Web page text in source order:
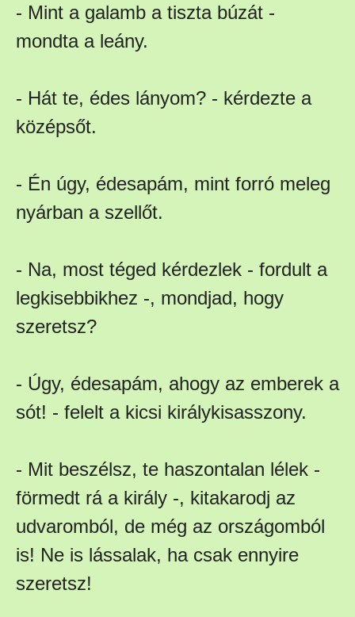
- Mint a galamb a tiszta búzát -
mondta a leány.
- Hát te, édes lányom? - kérdezte a
középsőt.
- Én úgy, édesapám, mint forró meleg
nyárban a szellőt.
- Na, most téged kérdezlek - fordult a
legkisebbikhez -, mondjad, hogy
szeretsz?
- Úgy, édesapám, ahogy az emberek a
sót! - felelt a kicsi királykisasszony.
- Mit beszélsz, te haszontalan lélek -
förmedt rá a király -, kitakarodj az
udvaromból, de még az országomból
is! Ne is lássalak, ha csak ennyire
szeretsz!